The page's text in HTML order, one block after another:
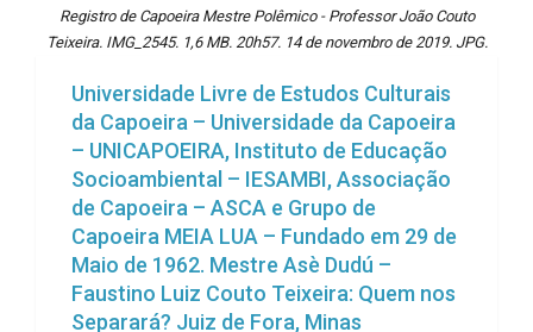
Registro de Capoeira Mestre Polêmico - Professor João Couto
Teixeira. IMG_2545. 1,6 MB. 20h57. 14 de novembro de 2019. JPG.
Universidade Livre de Estudos Culturais
da Capoeira – Universidade da Capoeira
– UNICAPOEIRA, Instituto de Educação
Socioambiental – IESAMBI, Associação
de Capoeira – ASCA e Grupo de
Capoeira MEIA LUA – Fundado em 29 de
Maio de 1962. Mestre Asè Dudú –
Faustino Luiz Couto Teixeira: Quem nos
Separará? Juiz de Fora, Minas